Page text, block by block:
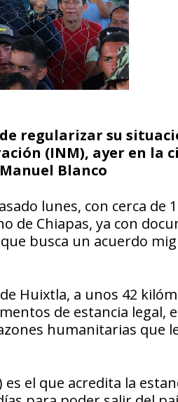
regularizar su
(INM), ayer en la
Blanco
lunes, con cerca de
de Chiapas, ya con
busca un acuerdo
Huixtla, a unos 42
de estancia legal,
humanitarias que
el que acredita la